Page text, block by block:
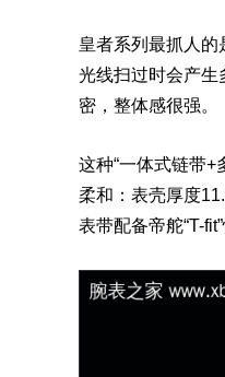
皇者系列最抓人
光线扫过时会产生
密，整体感很强。
这种“一体式链带+
柔和：表壳厚度
表带配备帝舵“T-